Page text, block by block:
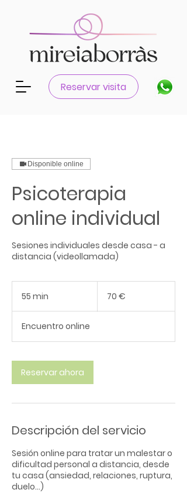
Reservar visita
Disponible online
Psicoterapia
online individual
Sesiones individuales desde casa - a
distancia (videollamada)
55 min
m
i
70 €
Encuentro online
Reservar ahora
Descripción del servicio
Sesión online para tratar un malestar o
dificultad personal a distancia, desde
tu casa (ansiedad, relaciones, ruptura,
duelo...)